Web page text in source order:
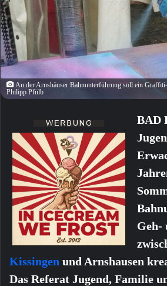
An der Arnshäuser Bahnunterführung soll ein
Philipp Pfülb
BAD
Geh-
Kissingen und Arnshausen
Das Referat Jugend, Familie